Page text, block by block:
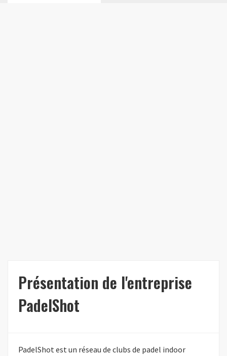
Présentation de l'entreprise
PadelShot
PadelShot est un réseau de clubs de padel indoor